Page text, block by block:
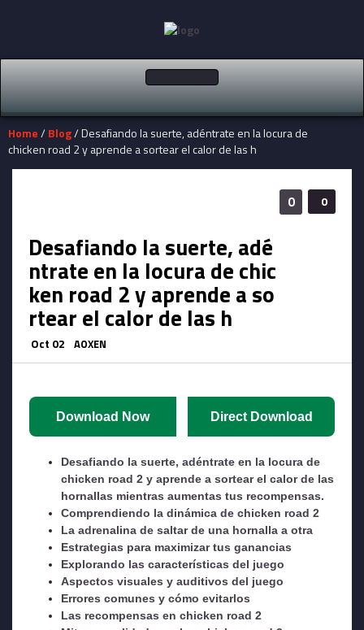
Toggle
navigation
Home/ Blog/ Desafiando la suerte, adéntrate en la locura de
chicken road 2 y aprende a sortear el calor de las h
0
0
Desafiando la suerte, adé
ntrate en la locura de chic
ken road 2 y aprende a so
rtear el calor de las h
Oct 02 AOXEN
Download Now Direct Download
Desafiando la suerte, adéntrate en la locura de
chicken road 2 y aprende a sortear el calor de las
hornallas mientras aumentas tus recompensas.
Comprendiendo la dinámica de chicken road 2
La adrenalina de saltar de una hornalla a otra
Estrategias para maximizar tus ganancias
Explorando las características del juego
Aspectos visuales y auditivos del juego
Errores comunes y cómo evitarlos
Las recompensas en chicken road 2